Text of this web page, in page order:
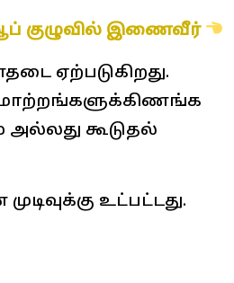
குழுவில் இணைவீர்
ஏற்படுகிறது.
மாற்றங்களுக்கிணங்க
அல்லது கூடுதல்
உட்பட்டது.